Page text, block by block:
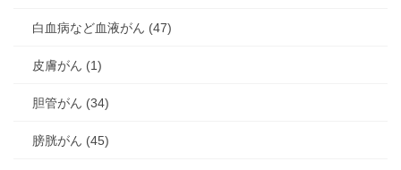
白血病など血液がん (47)
皮膚がん (1)
胆管がん (34)
膀胱がん (45)